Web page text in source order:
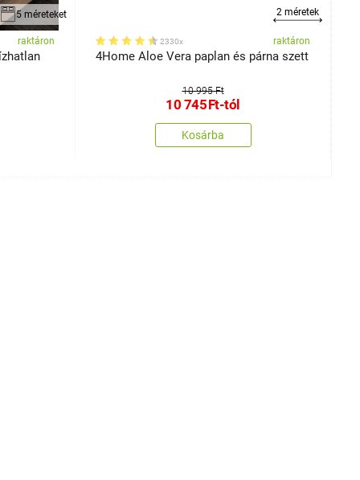
5 méreteket
raktáron
2 méretek
2330x raktáron
4Home Aloe Vera paplan és párna szett
10 995 Ft
10 745Ft-tól
Kosárba